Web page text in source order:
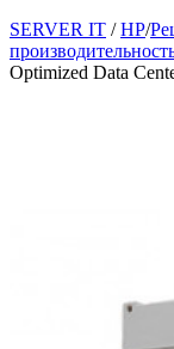
SERVER IT / HP/
Optimized Data